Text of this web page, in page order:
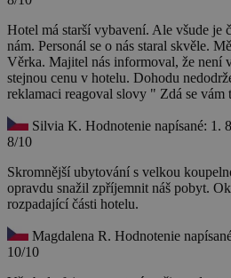
Hotel má starší vybavení. Ale všude je
nám. Personál se o nás staral skvěle.
Věrka. Majitel nás informoval, že není
stejnou cenu v hotelu. Dohodu
reklamaci reagoval slovy " Zdá se vám
Silvia K. Hodnotenie napísané: 1.
8/10
Skromnější ubytování s velkou
opravdu snažil zpříjemnit náš pobyt.
rozpadající části hotelu.
Magdalena R. Hodnotenie
10/10